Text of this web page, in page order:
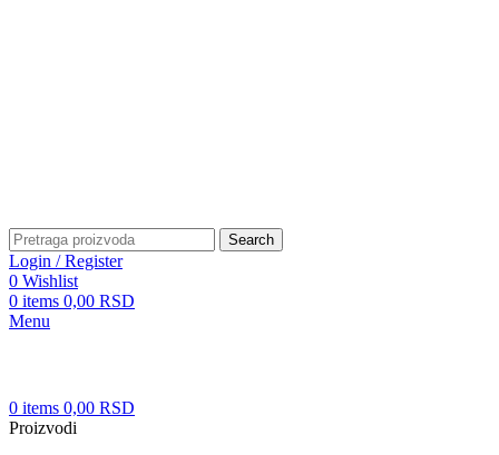
Search
Login / Register
0 Wishlist
0 items 0,00 RSD
Menu
0 items 0,00 RSD
Proizvodi